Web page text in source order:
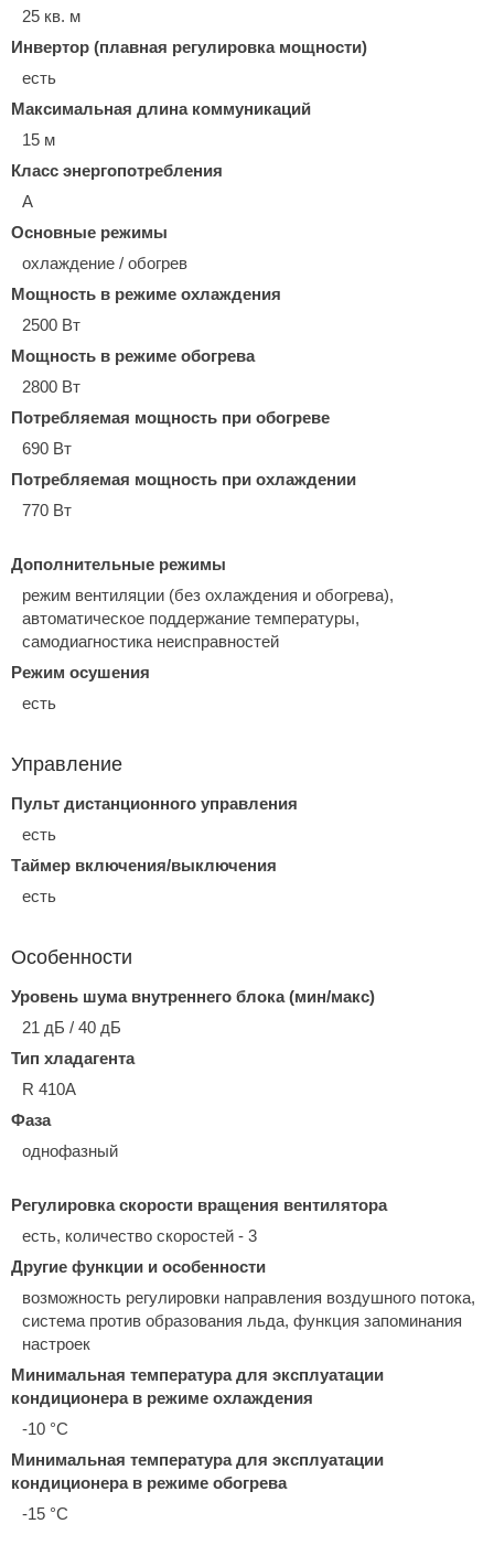
25 кв. м
Инвертор (плавная регулировка мощности)
есть
Максимальная длина коммуникаций
15 м
Класс энергопотребления
A
Основные режимы
охлаждение / обогрев
Мощность в режиме охлаждения
2500 Вт
Мощность в режиме обогрева
2800 Вт
Потребляемая мощность при обогреве
690 Вт
Потребляемая мощность при охлаждении
770 Вт
Дополнительные режимы
режим вентиляции (без охлаждения и обогрева),
автоматическое поддержание температуры,
самодиагностика неисправностей
Режим осушения
есть
Управление
Пульт дистанционного управления
есть
Таймер включения/выключения
есть
Особенности
Уровень шума внутреннего блока (мин/макс)
21 дБ / 40 дБ
Тип хладагента
R 410A
Фаза
однофазный
Регулировка скорости вращения вентилятора
есть, количество скоростей - 3
Другие функции и особенности
возможность регулировки направления воздушного потока,
система против образования льда, функция запоминания
настроек
Минимальная температура для эксплуатации
кондиционера в режиме охлаждения
-10 °С
Минимальная температура для эксплуатации
кондиционера в режиме обогрева
-15 °С